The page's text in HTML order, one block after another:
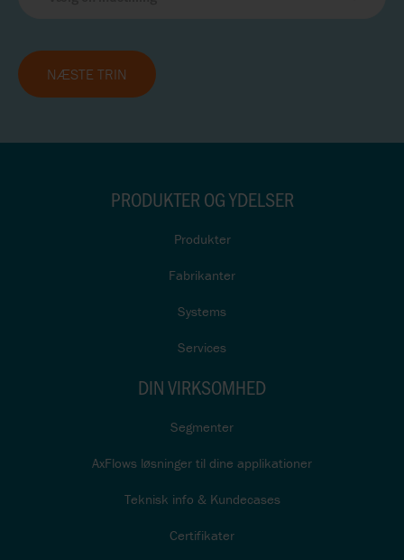
NÆSTE TRIN
PRODUKTER OG YDELSER
Produkter
Fabrikanter
Systems
Services
DIN VIRKSOMHED
Segmenter
AxFlows løsninger til dine applikationer
Teknisk info & Kundecases
Certifikater